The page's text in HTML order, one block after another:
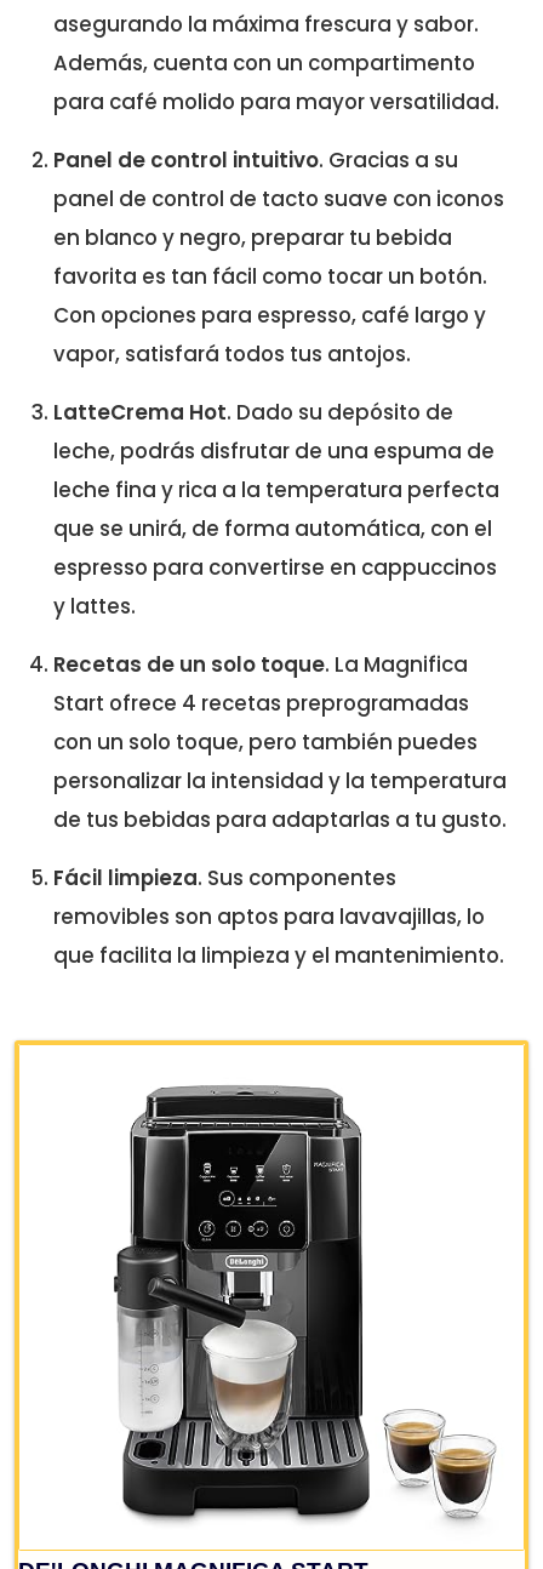
asegurando la máxima frescura y sabor.
Además, cuenta con un compartimento
para café molido para mayor versatilidad.
Panel de control intuitivo. Gracias a su
panel de control de tacto suave con iconos
en blanco y negro, preparar tu bebida
favorita es tan fácil como tocar un botón.
Con opciones para espresso, café largo y
vapor, satisfará todos tus antojos.
LatteCrema Hot. Dado su depósito de
leche, podrás disfrutar de una espuma de
leche fina y rica a la temperatura perfecta
que se unirá, de forma automática, con el
espresso para convertirse en cappuccinos
y lattes.
Recetas de un solo toque. La Magnifica
Start ofrece 4 recetas preprogramadas
con un solo toque, pero también puedes
personalizar la intensidad y la temperatura
de tus bebidas para adaptarlas a tu gusto.
Fácil limpieza. Sus componentes
removibles son aptos para lavavajillas, lo
que facilita la limpieza y el mantenimiento.